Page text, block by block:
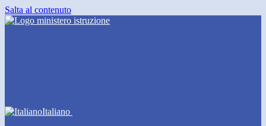
Salta al contenuto
Italiano